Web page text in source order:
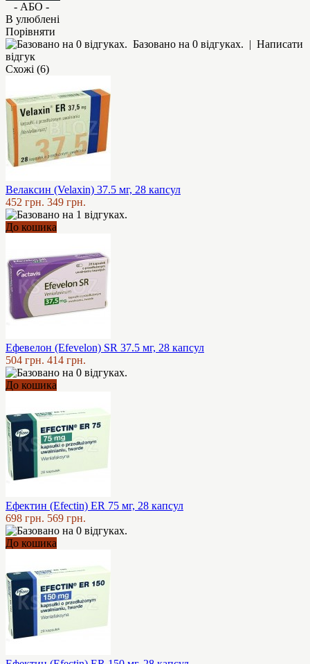
- АБО -
В улюблені
Порівняти
Базовано на 0 відгуках. | Написати
відгук
Схожі (6)
Велаксин (Velaxin) 37.5 мг, 28 капсул
452 грн. 349 грн.
До кошика
Ефевелон (Efevelon) SR 37.5 мг, 28 капсул
504 грн. 414 грн.
До кошика
Ефектин (Efectin) ER 75 мг, 28 капсул
698 грн. 569 грн.
До кошика